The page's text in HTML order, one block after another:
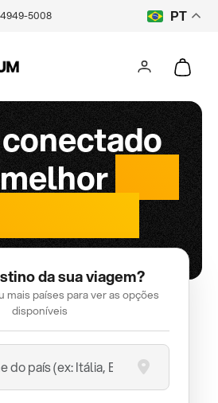
4949-5008 PT
da sua viagem?
mais países para ver as opções
disponíveis